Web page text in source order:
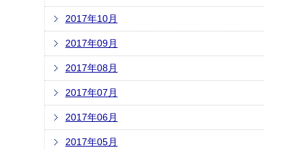
2017年10月
2017年09月
2017年08月
2017年07月
2017年06月
2017年05月